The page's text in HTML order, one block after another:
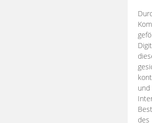
des